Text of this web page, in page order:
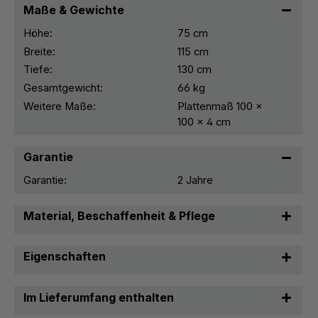
Maße & Gewichte
Höhe:
75 cm
Breite:
115 cm
Tiefe:
130 cm
Gesamtgewicht:
66 kg
Weitere Maße:
Plattenmaß 100 x
100 x 4 cm
Garantie
Garantie: 2 Jahre
Material, Beschaffenheit & Pflege
Eigenschaften
Im Lieferumfang enthalten